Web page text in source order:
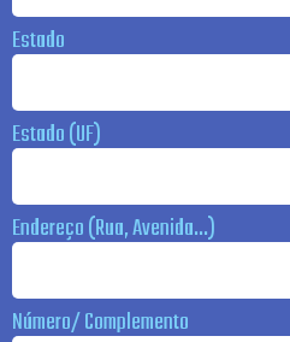
Estado
Estado (UF)
Endereço (Rua, Avenida...)
Número/ Complemento